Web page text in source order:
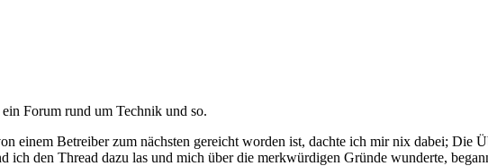
ein Forum rund um Technik und so.
einem Betreiber zum nächsten gereicht worden ist, dachte ich mir nix dabei; Die
ich den Thread dazu las und mich über die merkwürdigen Gründe wunderte,